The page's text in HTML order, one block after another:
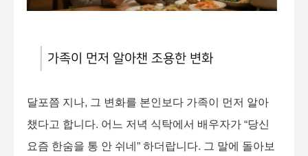
가족이 먼저 알아챈 조용한 변화
달포쯤 지나, 그 변화를 본인보다 가족이 먼저 알아
챘다고 합니다. 어느 저녁 식탁에서 배우자가“당신
요즘 한숨을 통 안 쉬네 ” 하더랍니다. 그 말에 돌아보